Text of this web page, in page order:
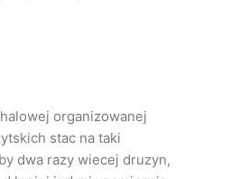
organizowanej
stac na taki
dwa razy wiecej druzyn,